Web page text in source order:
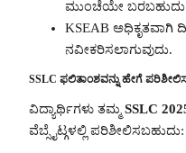
ಮುಂಚೆಯೇ
KSEAB ಅಧಿಕೃತವಾಗಿ
ನವೀಕರಿಸಲಾಗುವುದು.
SSLC ಫಲಿತಾಂಶವನ್ನು ಹೇಗೆ
ವಿದ್ಯಾರ್ಥಿಗಳು ತಮ್ಮ SSLC
ವೆಬ್ಸೈಟ್ಗಳಲ್ಲಿ ಪರಿಶೀಲಿಸಬಹುದು: